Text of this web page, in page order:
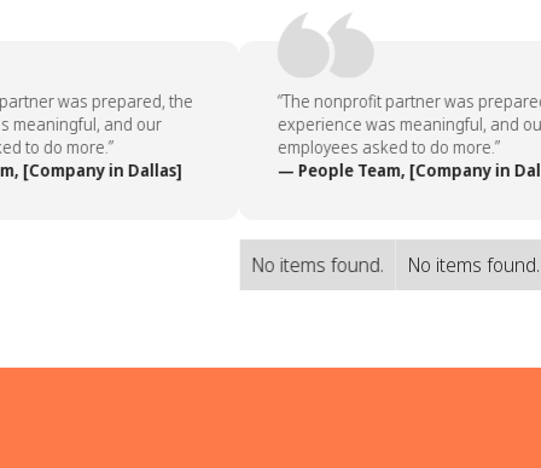
was prepared, the
and our
to do more.”
[Company in Dallas]
“The nonprofit partner was
experience was meaningful, and our
employees asked to do more.”
— People Team, [Company in
No items found. No items found.